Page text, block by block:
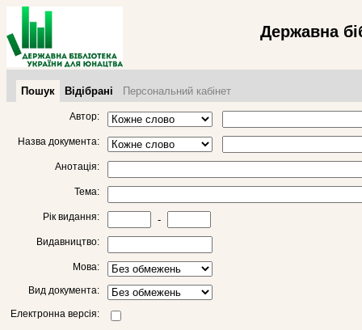
Державна
Пошук Відібрані Персональний кабінет
Автор:
Назва документа:
Анотація:
Тема:
Рік видання: -
Видавництво:
Мова:
Вид документа:
Електронна версія: